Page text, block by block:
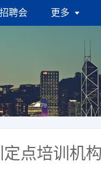
招聘会 更多
点培训机